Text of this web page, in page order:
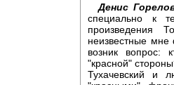
Денис
специально к
произведения
неизвестные
возник вопрос:
"красной"
Тухачевский и